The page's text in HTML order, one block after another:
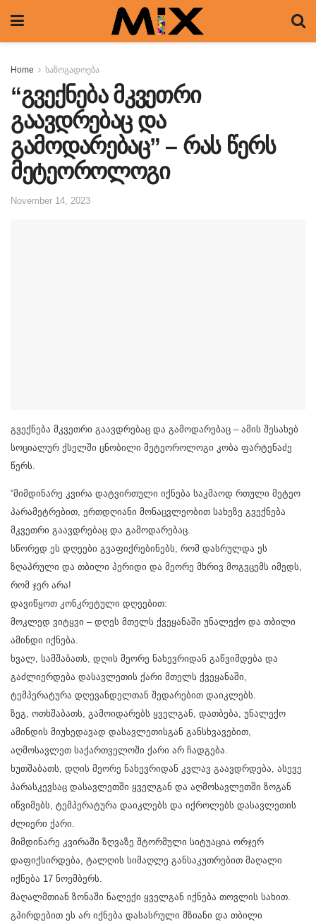
Home საზოგადოება
“გვექნება მკვეთრი
გაავდრებაც და
გამოდარებაც” – რას წერს
მეტეოროლოგი
November 14, 2023
გვექნება მკვეთრი გაავდრებაც და გამოდარებაც – ამის შესახებ
სოციალურ ქსელში ცნობილი მეტეოროლოგი კობა ფარტენაძე
წერს.
“მიმდინარე კვირა დატვირთული იქნება საკმაოდ რთული მეტეო
პარამეტრებით, ერთდღიანი მონაცვლეობით სახეზე გვექნება
მკვეთრი გაავდრებაც და გამოდარებაც.
სწორედ ეს დღეები გვაფიქრებინებს, რომ დასრულდა ეს
ზღაპრული და თბილი პერიდი და მეორე მხრივ მოგვცემს იმედს,
რომ ჯერ არა!
დავიწყოთ კონკრეტული დღეებით:
მოკლედ ვიტყვი – დღეს მთელს ქვეყანაში უნალექო და თბილი
ამინდი იქნება.
ხვალ, სამშაბათს, დღის მეორე ნახევრიდან გაწვიმდება და
გაძლიერდება დასავლეთის ქარი მთელს ქვეყანაში,
ტემპერატურა დღევანდელთან შედარებით დაიკლებს.
ზეგ, ოთხშაბათს, გამოიდარებს ყველგან, დათბება, უნალექო
ამინდის მიუხედავად დასავლეთისგან განსხვავებით,
აღმოსავლეთ საქართველოში ქარი არ ჩადგება.
ხუთშაბათს, დღის მეორე ნახევრიდან კვლავ გაავდრდება, ასევე
პარასკევსაც დასავლეთში ყველგან და აღმოსავლეთში ზოგან
იწვიმებს, ტემპერატურა დაიკლებს და იქროლებს დასავლეთის
ძლიერი ქარი.
მიმდინარე კვირაში ზღვაზე შტორმული სიტუაცია ორჯერ
დაფიქსირდება, ტალღის სიმაღლე განსაკუთრებით მაღალი
იქნება 17 ნოემბერს.
მაღალმთიან ზონაში ნალექი ყველგან იქნება თოვლის სახით.
გპირდებით ეს არ იქნება დასასრული მზიანი და თბილი